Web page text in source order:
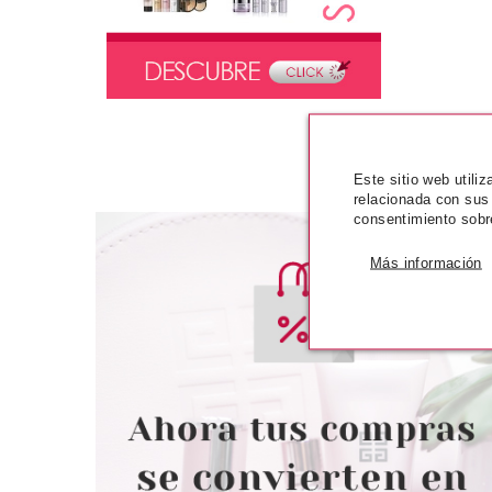
Este sitio web
relacionada con
consentimiento
Más información